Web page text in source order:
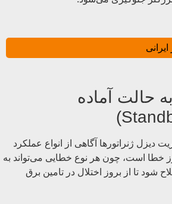
ایرانی
حالت آماده
دیزل ژنراتورها آگاهی از انواع عملکرد
خطا است، چون هر نوع خطایی می‌تواند به
تا از بروز اختلال در تامین برق